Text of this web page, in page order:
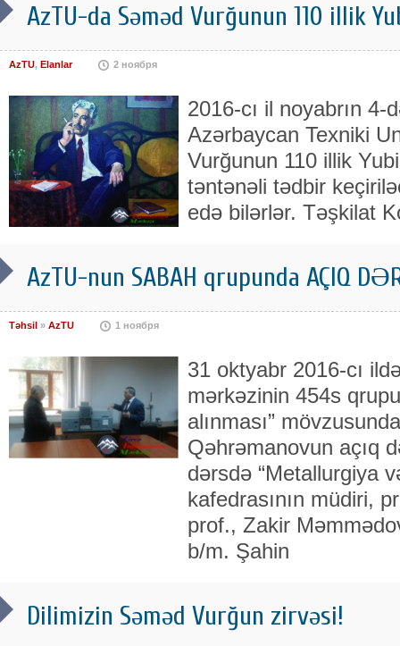
AzTU-da Səməd Vurğunun 110 illik
AzTU, Elanlar 2 ноября
2016-cı il noyabrın 4-
Azərbaycan Texniki
Vurğunun 110 illik
təntənəli tədbir
edə bilərlər. Təşkilat
AzTU-nun SABAH qrupunda AÇIQ
Təhsil » AzTU 1 ноября
31 oktyabr 2016-cı
mərkəzinin 454s
alınması”
Qəhrəmanovun açıq
dərsdə “Metallurgiya
kafedrasının müdiri,
prof., Zakir
b/m. Şahin
Dilimizin Səməd Vurğun zirvəsi!